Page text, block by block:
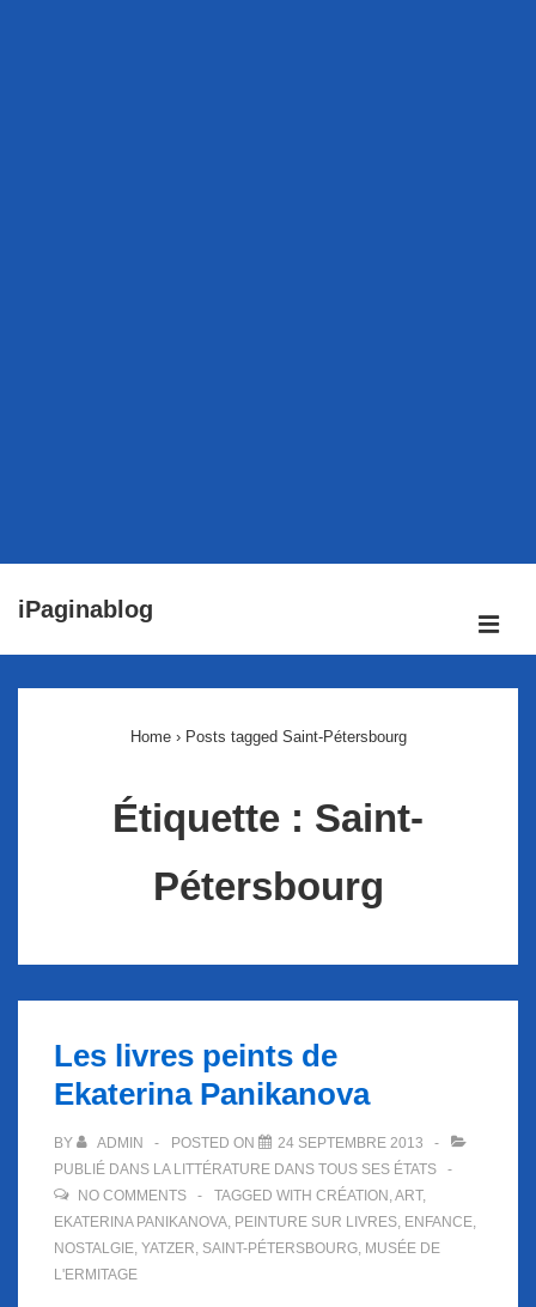
passer
iPaginablog
Home › Posts tagged Saint-Pétersbourg
Étiquette : Saint-
Pétersbourg
Les livres peints de
Ekaterina Panikanova
BY ADMIN POSTED ON
24 SEPTEMBRE 2013
PUBLIÉ DANS LA LITTÉRATURE DANS TOUS SES ÉTATS
NO COMMENTS
TAGGED WITH CRÉATION ,ART,
EKATERINA PANIKANOVA, PEINTURE SUR LIVRES, ENFANCE,
NOSTALGIE, YATZER, SAINT-PÉTERSBOURG, MUSÉE DE
L'ERMITAGE